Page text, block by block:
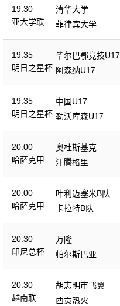
19:30
亚大学联
清华大学
菲律宾大学
19:35
明日之星杯
毕尔巴鄂竞技U17
阿森纳U17
19:35
明日之星杯
中国U17
勒沃库森U17
20:00
哈萨克甲
奥杜斯基克
汗腾格里
20:00
哈萨克甲
叶利迈塞米B队
卡拉特B队
20:30
印尼总杯
万隆
帕尔斯巴亚
20:30
越南联
胡志明市飞翼
西贡热火